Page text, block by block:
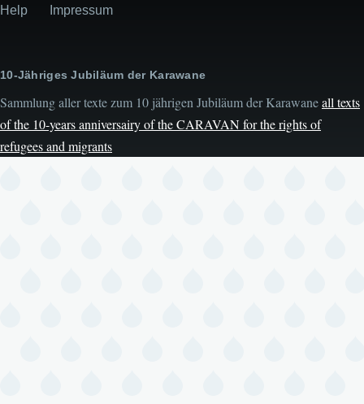
Secondary
Help Impressum
10-Jähriges Jubiläum der Karawane
Sammlung aller texte zum 10 jährigen Jubiläum der Karawaneall texts
of the 10-years anniversairy of the CARAVAN for the rights of
refugees and migrants